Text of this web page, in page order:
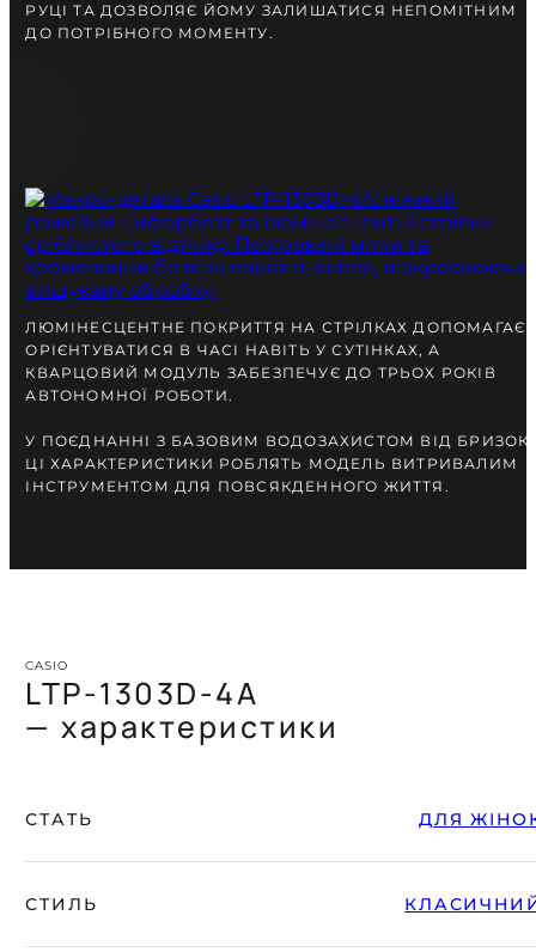
РУЦІ ТА ДОЗВОЛЯЄ ЙОМУ ЗАЛИШАТИСЯ НЕПОМІТНИМ
ДО ПОТРІБНОГО МОМЕНТУ.
ЛЮМІНЕСЦЕНТНЕ ПОКРИТТЯ НА СТРІЛКАХ ДОПОМАГАЄ
ОРІЄНТУВАТИСЯ В ЧАСІ НАВІТЬ У СУТІНКАХ, А
КВАРЦОВИЙ МОДУЛЬ ЗАБЕЗПЕЧУЄ ДО ТРЬОХ РОКІВ
АВТОНОМНОЇ РОБОТИ.
У ПОЄДНАННІ З БАЗОВИМ ВОДОЗАХИСТОМ ВІД БРИЗОК,
ЦІ ХАРАКТЕРИСТИКИ РОБЛЯТЬ МОДЕЛЬ ВИТРИВАЛИМ
ІНСТРУМЕНТОМ ДЛЯ ПОВСЯКДЕННОГО ЖИТТЯ.
CASIO
LTP-1303D-4A
— характеристики
СТАТЬ ДЛЯ
СТИЛЬ